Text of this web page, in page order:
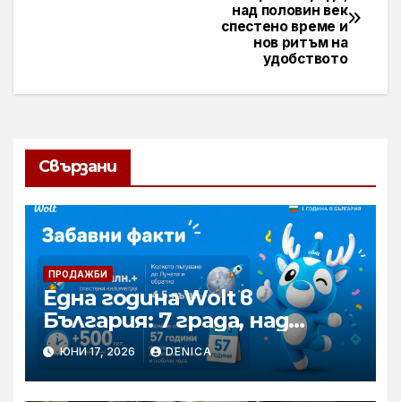
над половин век
спестено време и
нов ритъм на
удобството
Свързани
ПРОДАЖБИ
Една година Wolt в
България: 7 града, над
половин век спестено
време и нов ритъм на
удобството
ЮНИ 17, 2026 DENICA